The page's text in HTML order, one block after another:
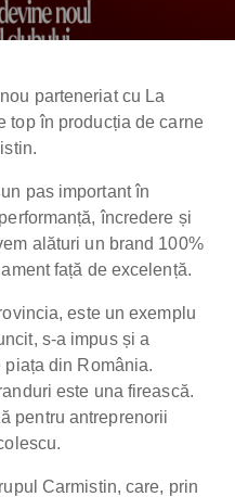
parteneriat cu La
top în producția de carne
pas important în
încredere și
alături un brand 100%
față de excelență.
este un exemplu
s-a impus și a
piața din România.
este una firească.
pentru antreprenorii
Carmistin, care, prin